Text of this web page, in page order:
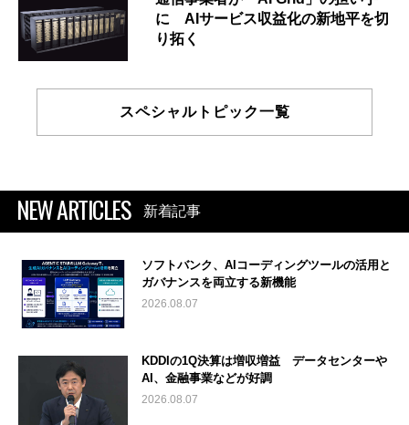
に AIサービス収益化の新地平を切
り拓く
スペシャルトピック一覧
NEW ARTICLES 新着記事
ソフトバンク、AIコーディングツールの活用と
ガバナンスを両立する新機能
2026.08.07
KDDIの1Q決算は増収増益 データセンターや
AI、金融事業などが好調
2026.08.07